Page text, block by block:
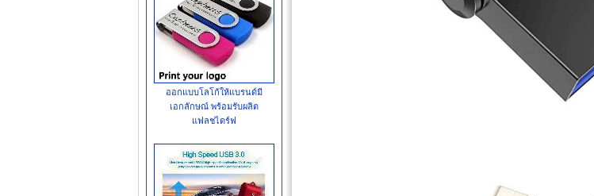
ออกแบบโลโก้ให้แบรนด์มี
เอกลักษณ์ พร้อมรับผลิต
แฟลชไดร์ฟ